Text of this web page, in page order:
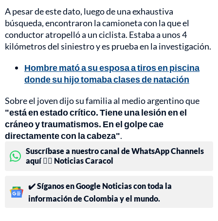
A pesar de este dato, luego de una exhaustiva
búsqueda, encontraron la camioneta con la que el
conductor atropelló a un ciclista. Estaba a unos 4
kilómetros del siniestro y es prueba en la investigación.
Hombre mató a su esposa a tiros en piscina
donde su hijo tomaba clases de natación
Sobre el joven dijo su familia al medio argentino que
"está en estado crítico. Tiene una lesión en el
cráneo y traumatismos. En el golpe cae
directamente con la cabeza".
Suscríbase a nuestro canal de WhatsApp Channels
aquí 👉🏻 Noticias Caracol
✔️ Síganos en Google Noticias con toda la
información de Colombia y el mundo.